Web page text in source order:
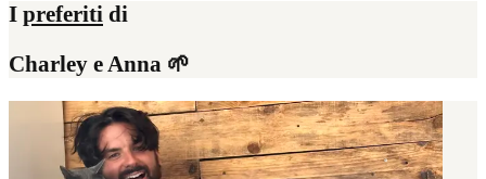
I preferiti di
Charley e Anna 🌱